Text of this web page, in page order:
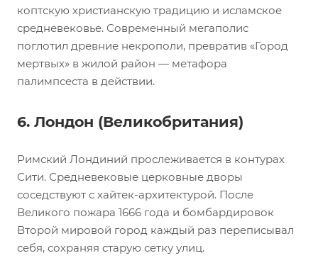
коптскую христианскую традицию и исламское
средневековье. Современный мегаполис
поглотил древние некрополи, превратив «Город
мертвых» в жилой район — метафора
палимпсеста в действии.
6. Лондон (Великобритания)
Римский Лондиний прослеживается в контурах
Сити. Средневековые церковные дворы
соседствуют с хайтек-архитектурой. После
Великого пожара 1666 года и бомбардировок
Второй мировой город каждый раз переписывал
себя, сохраняя старую сетку улиц.